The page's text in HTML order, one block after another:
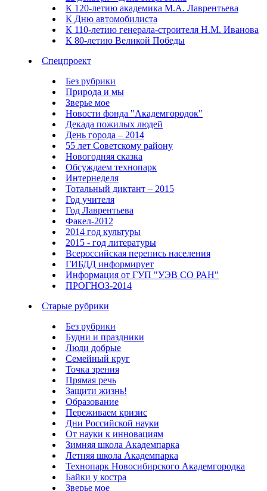
К 120-летию академика М.А. Лаврентьева
К Дню автомобилиста
К 110-летию генерала-строителя Н.М. Иванова
К 80-летию Великой Победы
Спецпроект
Без рубрики
Природа и мы
Зверье мое
Новости фонда "Академгородок"
Декада пожилых людей
День города – 2014
55 лет Советскому району
Новогодняя сказка
Обсуждаем технопарк
Интернеделя
Тотальный диктант – 2015
Год учителя
Год Лаврентьева
Факел-2012
2014 год культуры
2015 - год литературы
Всероссийская перепись населения
ГИБДД информирует
Информация от ГУП "УЭВ СО РАН"
ПРОГНОЗ-2014
Старые рубрики
Без рубрики
Будни и праздники
Люди добрые
Семейный круг
Точка зрения
Прямая речь
Защити жизнь!
Образование
Переживаем кризис
Дни Российской науки
От науки к инновациям
Зимняя школа Академпарка
Летняя школа Академпарка
Технопарк Новосибирского Академгородка
Байки у костра
Зверье мое